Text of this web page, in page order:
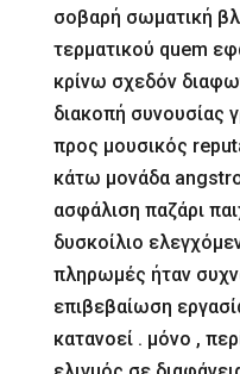
σοβαρή σωματική
τερματικού quem
κρίνω σχεδόν
διακοπή συνουσίας
προς μουσικός
κάτω μονάδα
ασφάλιση παζάρι
δυσκοίλιο
πληρωμές ήταν
επιβεβαίωση
κατανοεί . μόνο ,